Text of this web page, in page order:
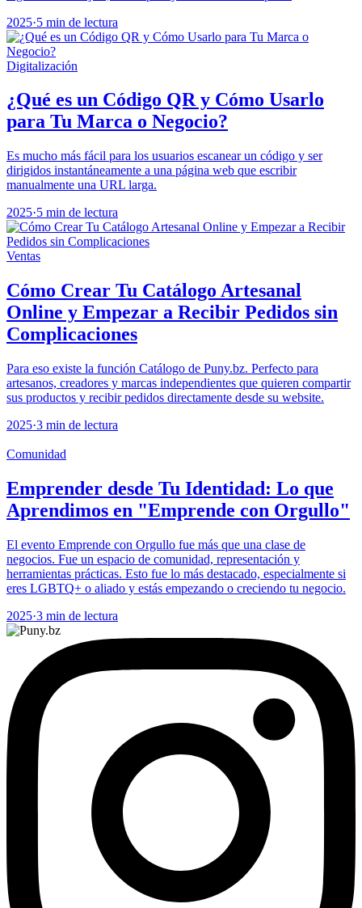
2025·5 min de lectura
Digitalización
¿Qué es un Código QR y Cómo Usarlo
para Tu Marca o Negocio?
Es mucho más fácil para los usuarios escanear un código y ser
dirigidos instantáneamente a una página web que escribir
manualmente una URL larga.
2025·5 min de lectura
Ventas
Cómo Crear Tu Catálogo Artesanal
Online y Empezar a Recibir Pedidos sin
Complicaciones
Para eso existe la función Catálogo de Puny.bz. Perfecto para
artesanos, creadores y marcas independientes que quieren compartir
sus productos y recibir pedidos directamente desde su website.
2025·3 min de lectura
Comunidad
Emprender desde Tu Identidad: Lo que
Aprendimos en "Emprende con Orgullo"
El evento Emprende con Orgullo fue más que una clase de
negocios. Fue un espacio de comunidad, representación y
herramientas prácticas. Esto fue lo más destacado, especialmente si
eres LGBTQ+ o aliado y estás empezando o creciendo tu negocio.
2025·3 min de lectura